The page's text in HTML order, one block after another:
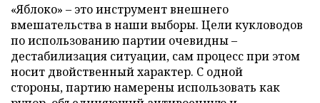
«Яблоко» – это инструмент внешнего
вмешательства в наши выборы. Цели кукловодов
по использованию партии очевидны –
дестабилизация ситуации, сам процесс при этом
носит двойственный характер. С одной
стороны, партию намерены использовать как